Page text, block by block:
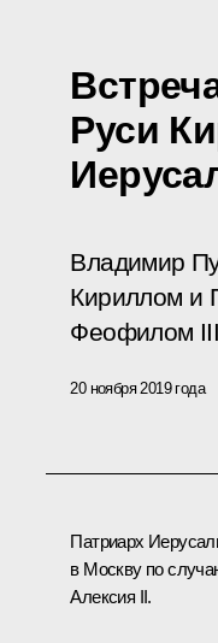
Руси
Владимир
Кириллом и
Феофилом
20 ноября 2019 года
Патриарх
в Москву по
Алексия II.